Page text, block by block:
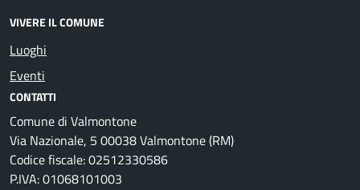
VIVERE IL COMUNE
Luoghi
Eventi
CONTATTI
Comune di Valmontone
Via Nazionale, 5 00038 Valmontone (RM)
Codice fiscale: 02512330586
P.IVA: 01068101003